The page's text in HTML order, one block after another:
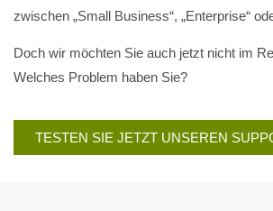
zwischen „Small Business“, „Enterprise“
Doch wir möchten Sie auch jetzt nicht im
Welches Problem haben Sie?
TESTEN SIE JETZT UNSEREN